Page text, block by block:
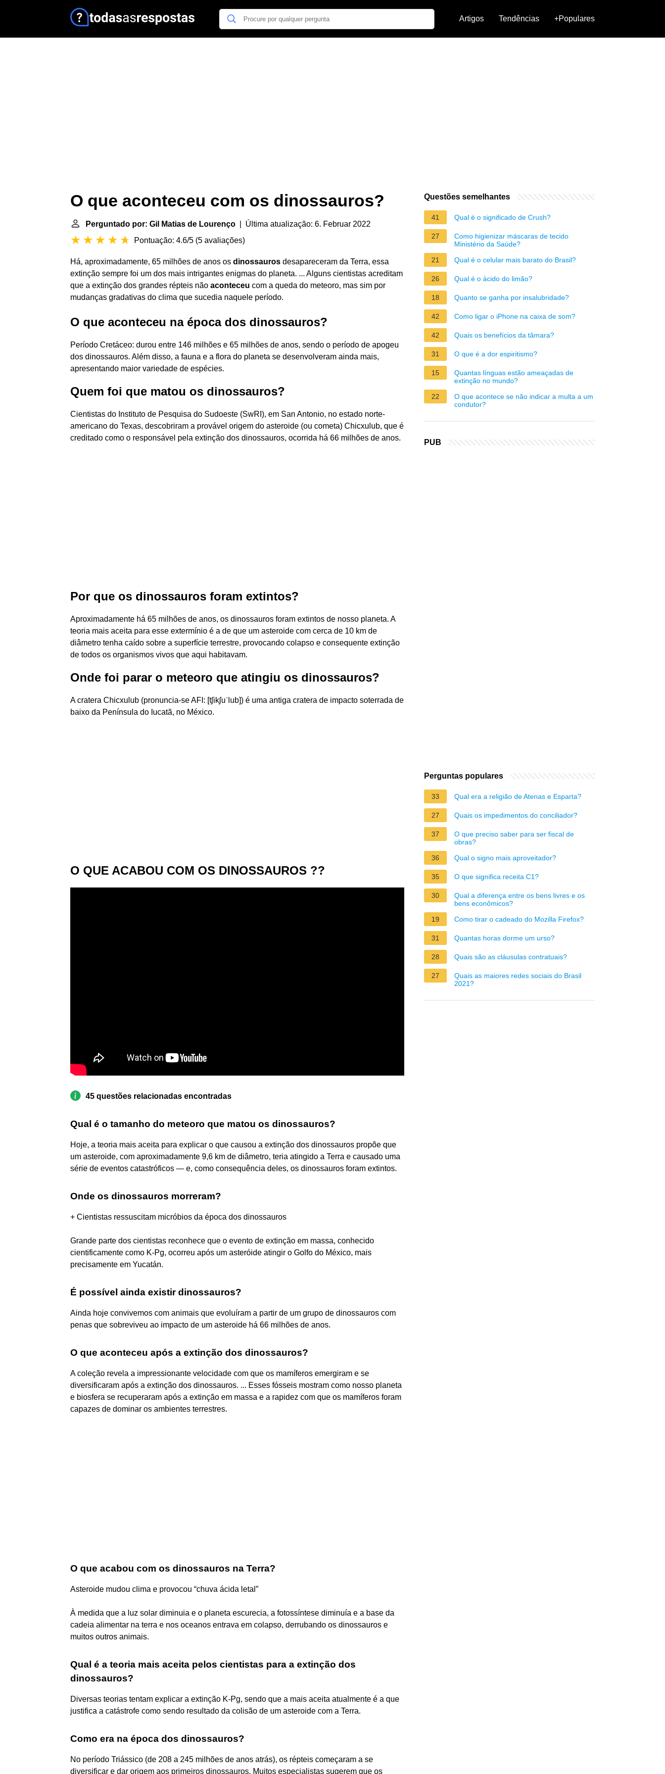
Artigos Tendências +Populares
O que aconteceu com os dinossauros?
Perguntado por: Gil Matias de Lourenço | Última atualização: 6. Februar 2022
Pontuação: 4.6/5 (5 avaliações)
Há, aproximadamente, 65 milhões de anos os dinossauros desapareceram da Terra, essa
extinção sempre foi um dos mais intrigantes enigmas do planeta. ... Alguns cientistas acreditam
que a extinção dos grandes répteis não aconteceu com a queda do meteoro, mas sim por
mudanças gradativas do clima que sucedia naquele período.
O que aconteceu na época dos dinossauros?
Período Cretáceo: durou entre 146 milhões e 65 milhões de anos, sendo o período de apogeu
dos dinossauros. Além disso, a fauna e a flora do planeta se desenvolveram ainda mais,
apresentando maior variedade de espécies.
Quem foi que matou os dinossauros?
Cientistas do Instituto de Pesquisa do Sudoeste (SwRI), em San Antonio, no estado norte-
americano do Texas, descobriram a provável origem do asteroide (ou cometa) Chicxulub, que é
creditado como o responsável pela extinção dos dinossauros, ocorrida há 66 milhões de anos.
Por que os dinossauros foram extintos?
Aproximadamente há 65 milhões de anos, os dinossauros foram extintos de nosso planeta. A
teoria mais aceita para esse extermínio é a de que um asteroide com cerca de 10 km de
diâmetro tenha caído sobre a superfície terrestre, provocando colapso e consequente extinção
de todos os organismos vivos que aqui habitavam.
Onde foi parar o meteoro que atingiu os dinossauros?
A cratera Chicxulub (pronuncia-se AFI: [tʃikʃuˈlub]) é uma antiga cratera de impacto soterrada de
baixo da Península do Iucatã, no México.
O QUE ACABOU COM OS DINOSSAUROS ??
45 questões relacionadas encontradas
Qual é o tamanho do meteoro que matou os dinossauros?
Hoje, a teoria mais aceita para explicar o que causou a extinção dos dinossauros propõe que
um asteroide, com aproximadamente 9,6 km de diâmetro, teria atingido a Terra e causado uma
série de eventos catastróficos — e, como consequência deles, os dinossauros foram extintos.
Onde os dinossauros morreram?
+ Cientistas ressuscitam micróbios da época dos dinossauros
Grande parte dos cientistas reconhece que o evento de extinção em massa, conhecido
cientificamente como K-Pg, ocorreu após um asteróide atingir o Golfo do México, mais
precisamente em Yucatán.
É possível ainda existir dinossauros?
Ainda hoje convivemos com animais que evoluíram a partir de um grupo de dinossauros com
penas que sobreviveu ao impacto de um asteroide há 66 milhões de anos.
O que aconteceu após a extinção dos dinossauros?
A coleção revela a impressionante velocidade com que os mamíferos emergiram e se
diversificaram após a extinção dos dinossauros. ... Esses fósseis mostram como nosso planeta
e biosfera se recuperaram após a extinção em massa e a rapidez com que os mamíferos foram
capazes de dominar os ambientes terrestres.
O que acabou com os dinossauros na Terra?
Asteroide mudou clima e provocou “chuva ácida letal”
À medida que a luz solar diminuia e o planeta escurecia, a fotossíntese diminuía e a base da
cadeia alimentar na terra e nos oceanos entrava em colapso, derrubando os dinossauros e
muitos outros animais.
Qual é a teoria mais aceita pelos cientistas para a extinção dos
dinossauros?
Diversas teorias tentam explicar a extinção K-Pg, sendo que a mais aceita atualmente é a que
justifica a catástrofe como sendo resultado da colisão de um asteroide com a Terra.
Como era na época dos dinossauros?
No período Triássico (de 208 a 245 milhões de anos atrás), os répteis começaram a se
diversificar e dar origem aos primeiros dinossauros. Muitos especialistas sugerem que os
Questões semelhantes
41 Qual é o significado de Crush?
27
Como higienizar máscaras de tecido
Ministério da Saúde?
21
Qual é o celular mais barato do Brasil?
26 Qual é o ácido do limão?
18 Quanto se ganha por insalubridade?
42 Como ligar o iPhone na caixa de som?
42 Quais os benefícios da tâmara?
31 O que é a dor espiritismo?
15
Quantas línguas estão ameaçadas de
extinção no mundo?
22
O que acontece se não indicar a multa a um
condutor?
PUB
Perguntas populares
33 Qual era a religião de Atenas e Esparta?
27 Quais os impedimentos do conciliador?
37
O que preciso saber para ser fiscal de
obras?
36
Qual o signo mais aproveitador?
35 O que significa receita C1?
30
Qual a diferença entre os bens livres e os
bens econômicos?
19
Como tirar o cadeado do Mozilla Firefox?
31 Quantas horas dorme um urso?
28 Quais são as cláusulas contratuais?
27
Quais as maiores redes sociais do Brasil
2021?